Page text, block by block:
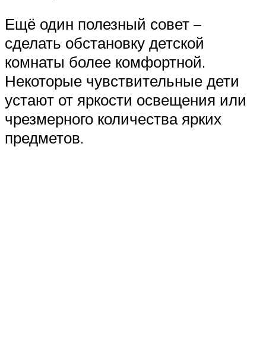
Ещё один полезный совет –
сделать обстановку детской
комнаты более комфортной.
Некоторые чувствительные дети
устают от яркости освещения или
чрезмерного количества ярких
предметов.